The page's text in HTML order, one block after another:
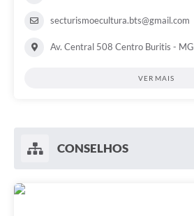
secturismoecultura.bts@gmail.com
Av. Central 508 Centro Buritis - MG
VER MAIS
CONSELHOS